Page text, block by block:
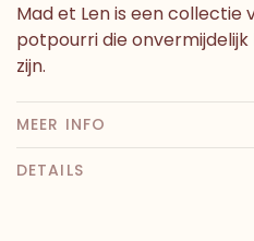
Mad et Len is een collectie
potpourri die
zijn.
MEER INFO
DETAILS